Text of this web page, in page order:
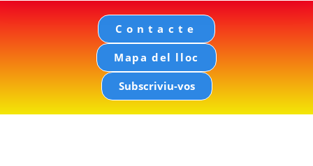
Contacte
Mapa del lloc
Subscriviu-vos